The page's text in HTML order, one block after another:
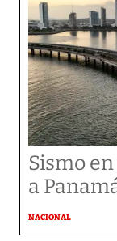
Sismo
a
NACIONAL